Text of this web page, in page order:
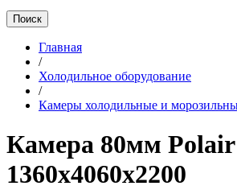
Главная
/
Холодильное оборудование
/
Камеры холодильные и
Камера 80мм
1360х4060х2200